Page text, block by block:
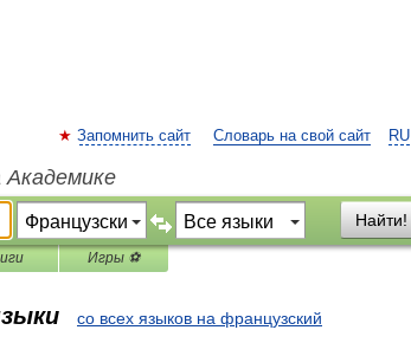
RU
Запомнить сайт Словарь на свой сайт
Академике
Найти!
Игры ⚽
со всех языков на французский